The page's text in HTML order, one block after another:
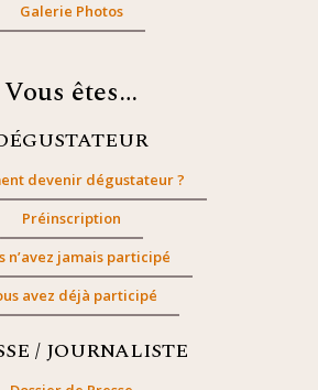
Galerie Photos
Vous êtes…
devenir dégustateur ?
Préinscription
n’avez jamais participé
avez déjà participé
/ JOURNALISTE